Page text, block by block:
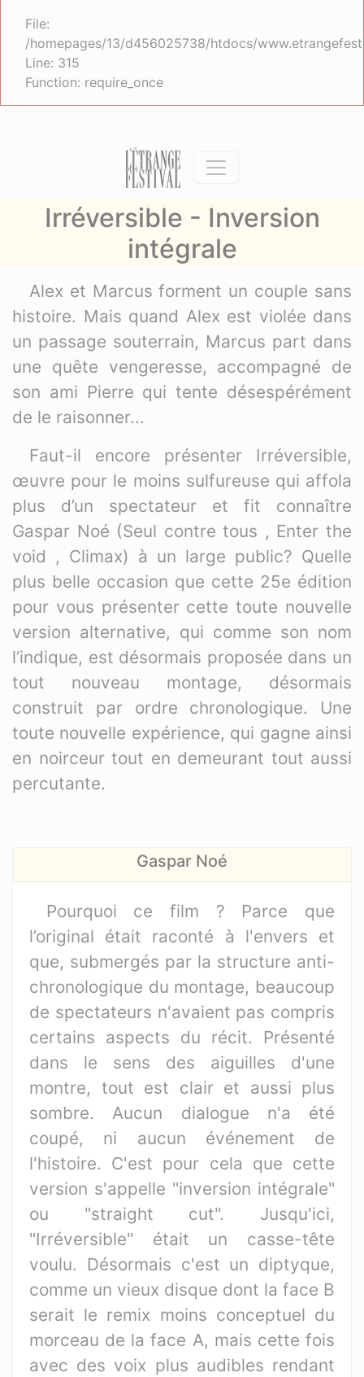
File:
/homepages/13/d456025738/htdocs/
Line: 315
Function: require_once
Irréversible - Inversion
intégrale
Alex et Marcus forment un couple sans
histoire. Mais quand Alex est violée dans
un passage souterrain, Marcus part dans
une quête vengeresse, accompagné de
son ami Pierre qui tente désespérément
de le raisonner...
Faut-il encore présenter Irréversible,
œuvre pour le moins sulfureuse qui affola
plus d’un spectateur et fit connaître
Gaspar Noé (Seul contre tous , Enter the
void , Climax) à un large public? Quelle
plus belle occasion que cette 25e édition
pour vous présenter cette toute nouvelle
version alternative, qui comme son nom
l’indique, est désormais proposée dans un
tout nouveau montage, désormais
construit par ordre chronologique. Une
toute nouvelle expérience, qui gagne ainsi
en noirceur tout en demeurant tout aussi
percutante.
Gaspar Noé
Pourquoi ce film ? Parce que
l’original était raconté à l'envers et
que, submergés par la structure anti-
chronologique du montage, beaucoup
de spectateurs n'avaient pas compris
certains aspects du récit. Présenté
dans le sens des aiguilles d'une
montre, tout est clair et aussi plus
sombre. Aucun dialogue n'a été
coupé, ni aucun événement de
l'histoire. C'est pour cela que cette
version s'appelle "inversion intégrale"
ou "straight cut". Jusqu'ici,
"Irréversible" était un casse-tête
voulu. Désormais c'est un diptyque,
comme un vieux disque dont la face B
serait le remix moins conceptuel du
morceau de la face A, mais cette fois
avec des voix plus audibles rendant